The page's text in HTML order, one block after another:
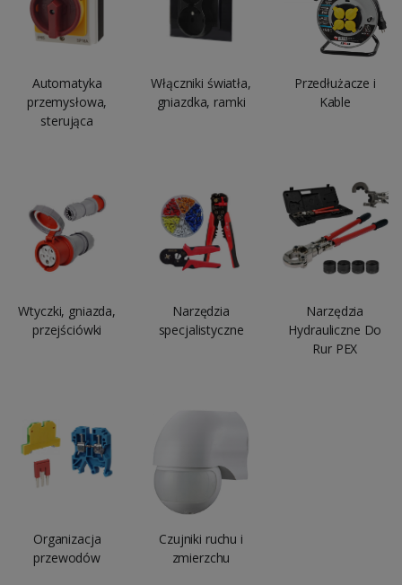
Automatyka
przemysłowa,
sterująca
Włączniki światła,
gniazdka, ramki
Przedłużacze i
Kable
Wtyczki, gniazda,
przejściówki
Narzędzia
specjalistyczne
Narzędzia
Hydrauliczne Do
Rur PEX
Organizacja
przewodów
Czujniki ruchu i
zmierzchu